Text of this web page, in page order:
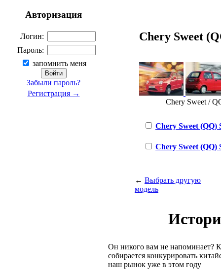
Авторизация
Логин:
Пароль:
запомнить меня
Забыли пароль?
Регистрация →
Chery Sweet
Chery Sweet /
Chery Sweet (QQ)
Chery Sweet (QQ)
← Выбрать другую
модель
Он никого вам не напоминает?
собирается конкурировать
наш рынок уже в этом году